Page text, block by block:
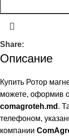
Share:
Описание
Купить Ротор
можете, оформив
comagroteh.md .
телефоном,
компании